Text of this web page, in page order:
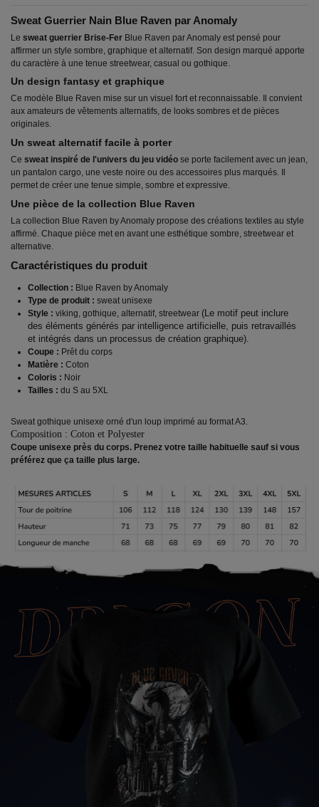
Sweat Guerrier Nain Blue Raven par Anomaly
Le sweat guerrier Brise-Fer Blue Raven par Anomaly est pensé pour
affirmer un style sombre, graphique et alternatif. Son design marqué apporte
du caractère à une tenue streetwear, casual ou gothique.
Un design fantasy et graphique
Ce modèle Blue Raven mise sur un visuel fort et reconnaissable. Il convient
aux amateurs de vêtements alternatifs, de looks sombres et de pièces
originales.
Un sweat alternatif facile à porter
Ce sweat inspiré de l'univers du jeu vidéo se porte facilement avec un jean,
un pantalon cargo, une veste noire ou des accessoires plus marqués. Il
permet de créer une tenue simple, sombre et expressive.
Une pièce de la collection Blue Raven
La collection Blue Raven by Anomaly propose des créations textiles au style
affirmé. Chaque pièce met en avant une esthétique sombre, streetwear et
alternative.
Caractéristiques du produit
Collection : Blue Raven by Anomaly
Type de produit : sweat unisexe
Style : viking, gothique, alternatif, streetwear (Le motif peut inclure
des éléments générés par intelligence artificielle, puis retravaillés
et intégrés dans un processus de création graphique).
Coupe : Prêt du corps
Matière : Coton
Coloris : Noir
Tailles : du S au 5XL
Sweat gothique unisexe orné d'un loup imprimé au format A3.
Composition : Coton et Polyester
Coupe unisexe près du corps. Prenez votre taille habituelle sauf si vous
préférez que ça taille plus large.